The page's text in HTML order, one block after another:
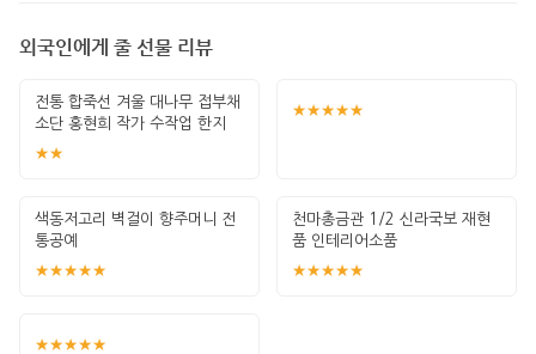
외국인에게 줄 선물 리뷰
전통 합죽선 겨울 대나무 접부채
소단 홍현희 작가 수작업 한지
그림 고급
★★
★★★★★
색동저고리 벽걸이 향주머니 전
통공예
★★★★★
천마총금관 1/2 신라국보 재현
품 인테리어소품
★★★★★
★★★★★